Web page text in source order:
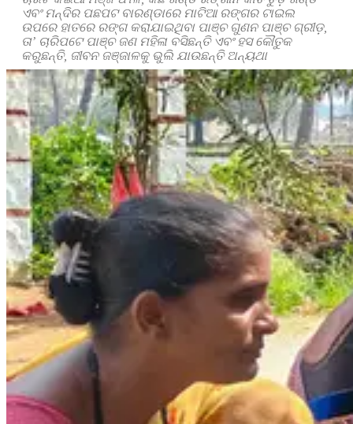
ଏବଂ ମନ୍ଦିର ପଛପଟ ବାରଣ୍ଡାରେ ମାଟିଆ ରଙ୍ଗର ଟାଇଲ
ଉପରେ ହାତରେ ରଙ୍ଗ କରାଯାଇଥିବା ପାଞ୍ଚ ଗୁଣନ ପାଞ୍ଚ ଗ୍ରୀଡ଼,
ତା’ ଚାରିପଟେ ପାଞ୍ଚ ଜଣ ମହିଳା ବସିଛନ୍ତି ଏବଂ ହସ କୌତୁକ
କରୁଛନ୍ତି, ଜୀବନ ଜଞ୍ଜାଳକୁ ଭୁଲି ଯାଉଛନ୍ତି ଅନ୍ୟଥା